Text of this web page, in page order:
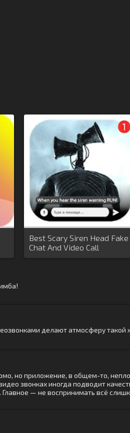
Best Scary Siren Head Fake
Chat And Video Call
делают атмосферу такой
но приложение, в общем-то,
звонках иногда подводит
— не воспринимать всё